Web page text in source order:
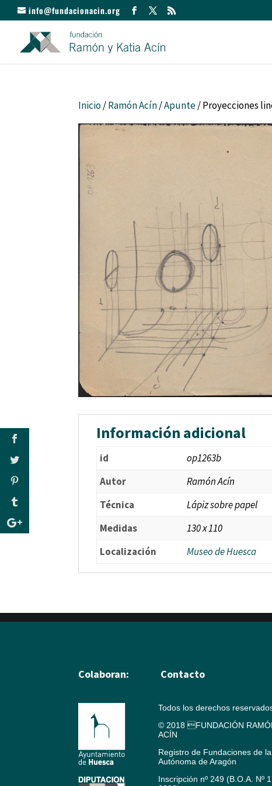
info@fundacionacin.org
Inicio/Ramón Acín/Apunte/ Proyecciones
Información adicional
id
op1263b
Autor
Ramón Acín
Técnica
Lápiz sobre papel
Medidas
130 x 110
Localización
Museo de Huesca
Colaboran: Contacto
Todos los derechos
© 2018 FUNDACIÓN
ACÍN
Registro de Fundaciones de
Autónoma de Aragón
Inscripción nº 249 (B.O.A. Nº